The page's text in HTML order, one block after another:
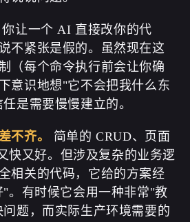
你让一个 AI 直接改你的代
不紧张是假的。虽然现在这
（每个命令执行前会让你确
意识地想"它不会把我什么东
是需要慢慢建立的。
不齐。
简单的 CRUD、页面
快又好。但涉及复杂的业务逻
相关的代码，它给的方案经
。有时候它会用一种非常"教
题，而实际生产环境需要的